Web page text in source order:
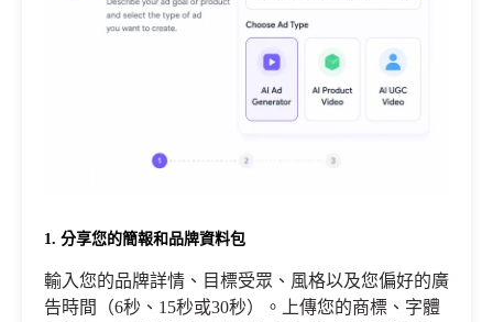
1. 分享您的簡報和品牌資料包
輸入您的品牌詳情、目標受眾、風格以及您偏好的廣
告時間（6秒、15秒或30秒）。上傳您的商標、字體